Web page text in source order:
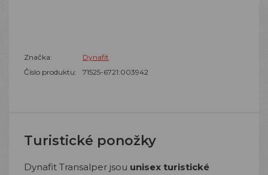
Značka:
Dynafit
Číslo produktu:
71525-6721:003942
Turistické ponožky
Dynafit Transalper jsou unisex turistické